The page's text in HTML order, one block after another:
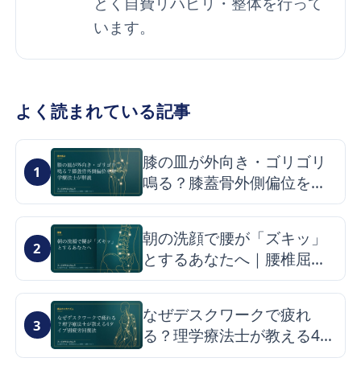
います。
よく読まれている記事
1
膝の皿が外向き・ゴリゴリ
鳴る？膝蓋骨外側偏位を理
学療法士が解説
2
朝の洗顔で腰が「ズキッ」
とするあなたへ｜腰椎屈曲
症候群の仕組みと改善のヒ
ント
3
なぜデスクワークで疲れ
る？理学療法士が教える4タ
イプ別疲労回復法